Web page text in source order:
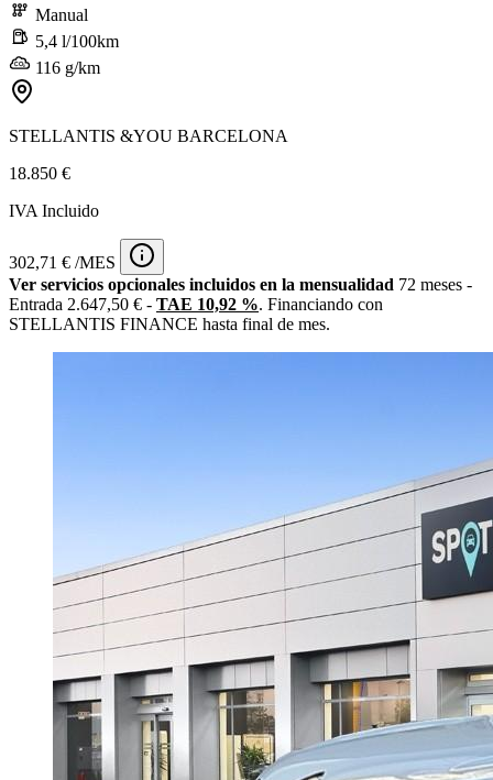
Manual
5,4 l/100km
116 g/km
STELLANTIS &YOU BARCELONA
18.850 €
IVA Incluido
302,71 € /MES
Ver servicios opcionales incluidos en la mensualidad 72 meses -
Entrada 2.647,50 € - TAE 10,92 %. Financiando con
STELLANTIS FINANCE hasta final de mes.